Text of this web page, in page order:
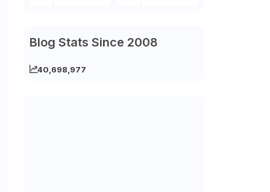
Blog Stats Since 2008
40,698,977